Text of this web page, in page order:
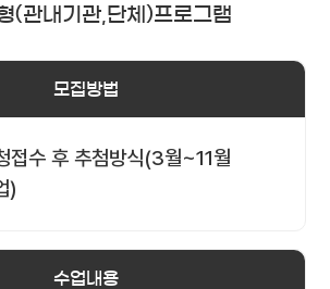
(관내기관,단체)프로그램
모집방법
접수 후 추첨방식(3월~11월
)
수업내용